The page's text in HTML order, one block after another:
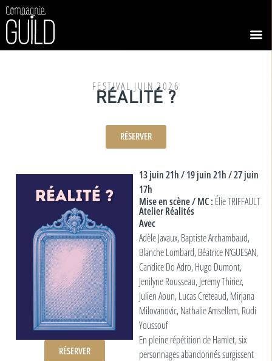
FESTIVAL JUIN 2026
RÉALITÉ ?
RÉSERVER
RÉSERVER
13 juin 21h / 19 juin 21h / 27 juin
17h
Mise en scène / MC : Élie TRIFFAULT
Atelier Réalités
Avec
Adèle Javaux, Baptiste Archambaud,
Blanche Lombard, Béatrice N’GUESAN,
Candice Do Adro, Hugo Dumont,
Jenilyne Rousseau, Jeremy Thiriez,
Julien Aoun, Lucas Creteaud, Mirjana
Milovanovic, Nathalie Amsellem, Rudi
Youssouf
En pleine répétition de Hamlet, six
personnages abandonnés surgissent